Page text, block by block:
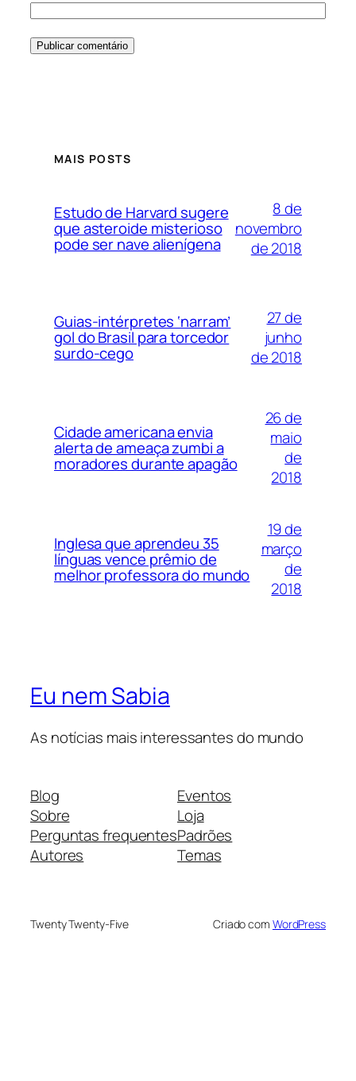
MAIS POSTS
Estudo de Harvard sugere
que asteroide misterioso
pode ser nave alienígena
8 de
novembro
de 2018
Guias-intérpretes ‘narram’
gol do Brasil para torcedor
surdo-cego
27 de
junho
de 2018
Cidade americana envia
alerta de ameaça zumbi a
moradores durante apagão
26 de
maio
de
2018
Inglesa que aprendeu 35
línguas vence prêmio de
melhor professora do mundo
19 de
março
de
2018
Eu nem Sabia
As notícias mais interessantes do mundo
Blog
Sobre
Perguntas frequentes
Autores
Eventos
Loja
Padrões
Temas
Twenty Twenty-Five Criado com WordPress